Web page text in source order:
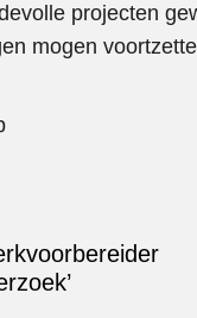
projecten
mogen